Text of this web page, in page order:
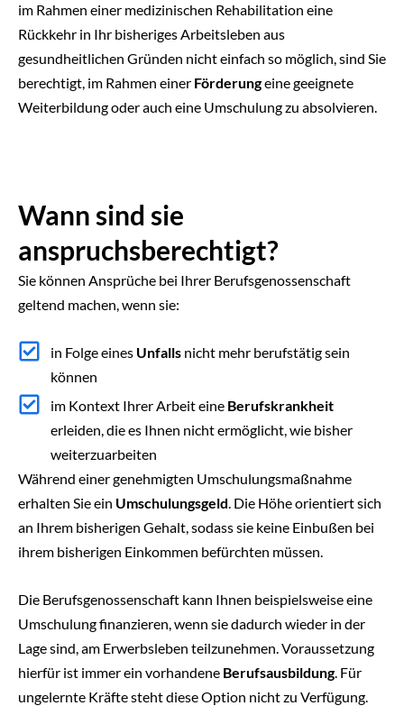
im Rahmen einer medizinischen Rehabilitation eine
Rückkehr in Ihr bisheriges Arbeitsleben aus
gesundheitlichen Gründen nicht einfach so möglich, sind Sie
berechtigt, im Rahmen einer Förderungeine geeignete
Weiterbildung oder auch eine Umschulung zu absolvieren.
Wann sind sie
anspruchsberechtigt?
Sie können Ansprüche bei Ihrer Berufsgenossenschaft
geltend machen, wenn sie:
in Folge eines Unfalls nicht mehr berufstätig sein
können
im Kontext Ihrer Arbeit eine Berufskrankheit
erleiden, die es Ihnen nicht ermöglicht, wie bisher
weiterzuarbeiten
Während einer genehmigten Umschulungsmaßnahme
erhalten Sie ein Umschulungsgeld . Die Höhe orientiert sich
an Ihrem bisherigen Gehalt, sodass sie keine Einbußen bei
ihrem bisherigen Einkommen befürchten müssen.
Die Berufsgenossenschaft kann Ihnen beispielsweise eine
Umschulung finanzieren, wenn sie dadurch wieder in der
Lage sind, am Erwerbsleben teilzunehmen. Voraussetzung
hierfür ist immer ein vorhandene Berufsausbildung. Für
ungelernte Kräfte steht diese Option nicht zu Verfügung.